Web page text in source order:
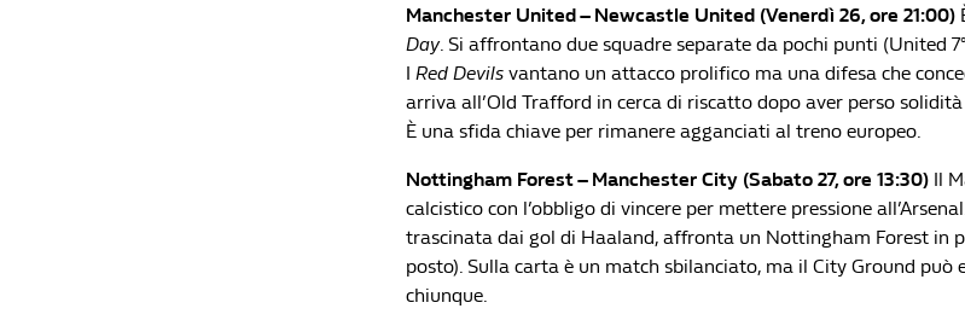
Manchester United – Newcastle United (Venerdì 26, ore 21:00)
Day. Si affrontano due squadre separate da pochi punti (United 7°
I Red Devils vantano un attacco prolifico ma una difesa che
arriva all’Old Trafford in cerca di riscatto dopo aver perso
È una sfida chiave per rimanere agganciati al treno europeo.
Nottingham Forest – Manchester City (Sabato 27, ore 13:30) Il
calcistico con l’obbligo di vincere per mettere pressione
trascinata dai gol di Haaland, affronta un Nottingham Forest in
posto). Sulla carta è un match sbilanciato, ma il City Ground può
chiunque.